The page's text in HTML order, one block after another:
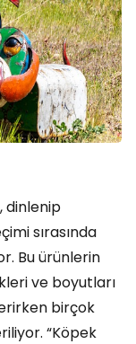
dinlenip
sırasında
Bu ürünlerin
ve boyutları
birçok
“Köpek